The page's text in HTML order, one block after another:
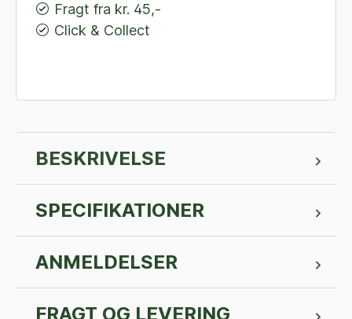
Fragt fra kr. 45,-
Click & Collect
BESKRIVELSE
SPECIFIKATIONER
ANMELDELSER
FRAGT OG LEVERING